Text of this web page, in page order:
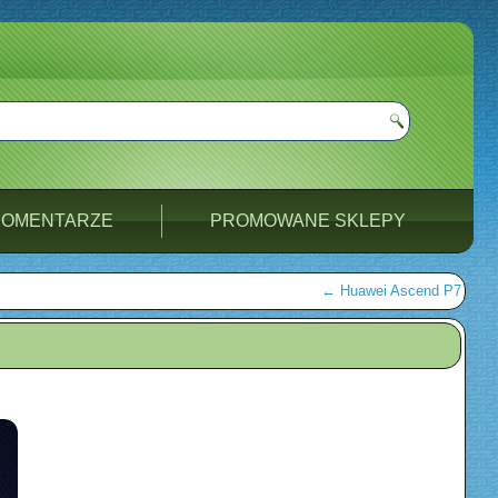
PROMOWANE SKLEPY
← Huawei Ascend P7